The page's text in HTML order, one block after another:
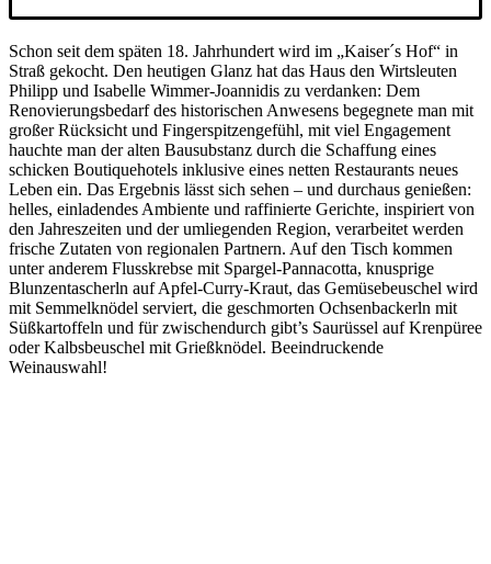
Schon seit dem späten 18. Jahrhundert wird im „Kaiser´s Hof“ in
Straß gekocht. Den heutigen Glanz hat das Haus den Wirtsleuten
Philipp und Isabelle Wimmer-Joannidis zu verdanken: Dem
Renovierungsbedarf des historischen Anwesens begegnete man mit
großer Rücksicht und Fingerspitzengefühl, mit viel Engagement
hauchte man der alten Bausubstanz durch die Schaffung eines
schicken Boutiquehotels inklusive eines netten Restaurants neues
Leben ein. Das Ergebnis lässt sich sehen – und durchaus genießen:
helles, einladendes Ambiente und raffinierte Gerichte, inspiriert von
den Jahreszeiten und der umliegenden Region, verarbeitet werden
frische Zutaten von regionalen Partnern. Auf den Tisch kommen
unter anderem Flusskrebse mit Spargel-Pannacotta, knusprige
Blunzentascherln auf Apfel-Curry-Kraut, das Gemüsebeuschel wird
mit Semmelknödel serviert, die geschmorten Ochsenbackerln mit
Süßkartoffeln und für zwischendurch gibt’s Saurüssel auf Krenpüree
oder Kalbsbeuschel mit Grießknödel. Beeindruckende
Weinauswahl!